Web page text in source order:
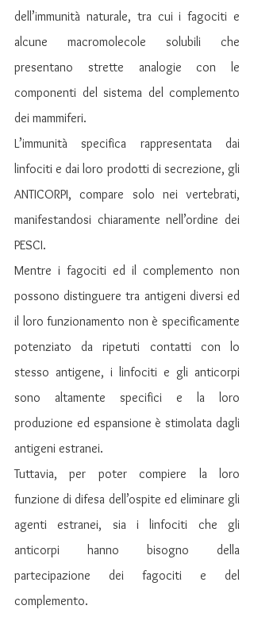
dell’immunità naturale, tra cui i fagociti e
alcune macromolecole solubili che
presentano strette analogie con le
componenti del sistema del complemento
dei mammiferi.
L’immunità specifica rappresentata dai
linfociti e dai loro prodotti di secrezione, gli
ANTICORPI, compare solo nei vertebrati,
manifestandosi chiaramente nell’ordine dei
PESCI.
Mentre i fagociti ed il complemento non
possono distinguere tra antigeni diversi ed
il loro funzionamento non è specificamente
potenziato da ripetuti contatti con lo
stesso antigene, i linfociti e gli anticorpi
sono altamente specifici e la loro
produzione ed espansione è stimolata dagli
antigeni estranei.
Tuttavia, per poter compiere la loro
funzione di difesa dell’ospite ed eliminare gli
agenti estranei, sia i linfociti che gli
anticorpi hanno bisogno della
partecipazione dei fagociti e del
complemento.